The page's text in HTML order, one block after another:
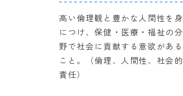
高い倫理観と豊かな人間性を身
につけ、保健・医療・福祉の分
野で社会に貢献する意欲がある
こと。（倫理、人間性、社会的
責任）